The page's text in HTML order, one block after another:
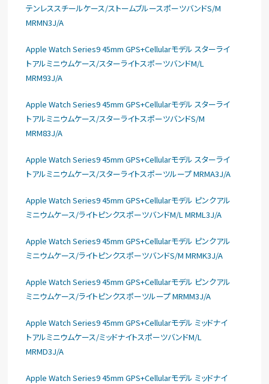
テンレススチールケース/ストームブルースポーツバンドS/M
MRMN3J/A
Apple Watch Series9 45mm GPS+Cellularモデル スターライ
トアルミニウムケース/スターライトスポーツバンドM/L
MRM93J/A
Apple Watch Series9 45mm GPS+Cellularモデル スターライ
トアルミニウムケース/スターライトスポーツバンドS/M
MRM83J/A
Apple Watch Series9 45mm GPS+Cellularモデル スターライ
トアルミニウムケース/スターライトスポーツループ MRMA3J/A
Apple Watch Series9 45mm GPS+Cellularモデル ピンクアル
ミニウムケース/ライトピンクスポーツバンドM/L MRML3J/A
Apple Watch Series9 45mm GPS+Cellularモデル ピンクアル
ミニウムケース/ライトピンクスポーツバンドS/M MRMK3J/A
Apple Watch Series9 45mm GPS+Cellularモデル ピンクアル
ミニウムケース/ライトピンクスポーツループ MRMM3J/A
Apple Watch Series9 45mm GPS+Cellularモデル ミッドナイ
トアルミニウムケース/ミッドナイトスポーツバンドM/L
MRMD3J/A
Apple Watch Series9 45mm GPS+Cellularモデル ミッドナイ